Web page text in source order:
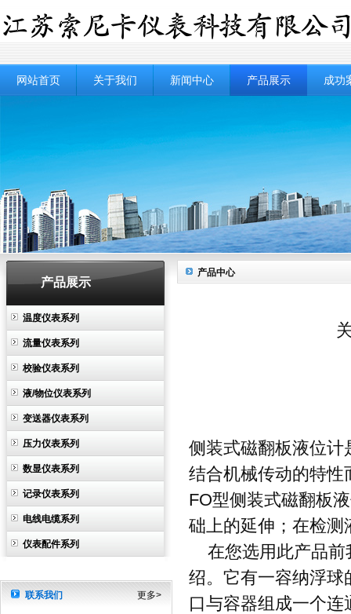
网站首页 关于我们 新闻中心 产品展示 成功
产品展示
温度仪表系列
流量仪表系列
校验仪表系列
液/物位仪表系列
变送器仪表系列
压力仪表系列
数显仪表系列
记录仪表系列
电线电缆系列
仪表配件系列
联系我们 更多>
产品中心
侧装式磁翻板液位计
结合机械传动的特性
FO型侧装式磁翻板
础上的延伸；在检测
在您选用此产品前
绍。它有一容纳浮球
口与容器组成一个